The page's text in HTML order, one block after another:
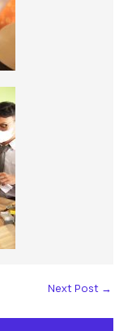
Next Post →